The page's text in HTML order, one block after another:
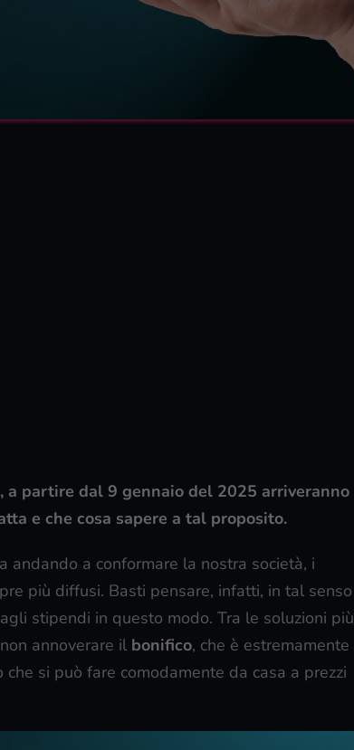
partire dal 9 gennaio del 2025 arriveranno
e che cosa sapere a tal proposito.
a conformare la nostra società, i
più diffusi. Basti pensare, infatti, in tal senso
stipendi in questo modo. Tra le soluzioni più
annoverare il bonifico, che è estremamente
si può fare comodamente da casa a prezzi